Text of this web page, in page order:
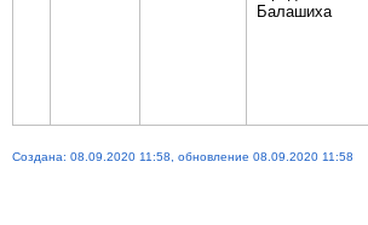
Балашиха
Создана: 08.09.2020 11:58, обновление 08.09.2020 11:58